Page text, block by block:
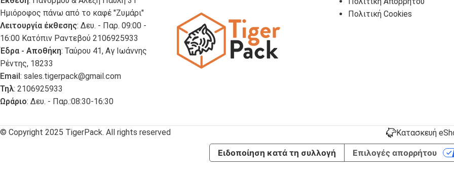
Ημιόροφος πάνω από το καφέ "Ζυμάρι"
Λειτουργία έκθεσης: Δευ. - Παρ. 09:00 -
16:00 Κατόπιν Ραντεβού 2106925933
Έδρα - Αποθήκη: Ταύρου 41, Αγ Ιωάννης
Ρέντης, 18233
Email: sales.tigerpack@gmail.com
Τηλ: 2106925933
Ωράριο: Δευ. - Παρ.:08:30-16:30
Πολιτική Cookies
© Copyright 2025 TigerPack. All rights reserved Κατασκευή
Ειδοποίηση κατά τη συλλογή Επιλογές απορρήτου